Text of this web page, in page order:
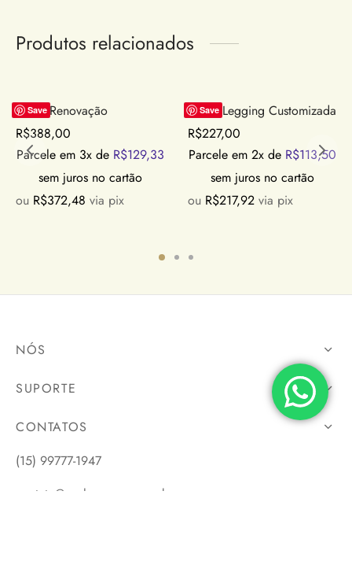
Produtos relacionados
Save
Saída Renovação
R$388,00
Parcele em 3x de R$129,33
sem juros no cartão
ou R$372,48 via pix
Save
Calça Legging Customizada
R$227,00
Parcele em 2x de R$113,50
sem juros no cartão
ou R$217,92 via pix
SUPORTE
CONTATOS
(15) 99777-1947
contato@evolucaoeco.com.br
NÓS